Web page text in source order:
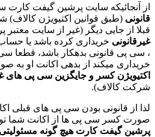
از آنجائیکه سایت پرشین گیفت
قانونی (طبق قوانین اکتیویژن کالاف)
قبلا از جایی دیگر (غیر از سایت
غیرقانونی خریداری کرده باشد یا حساب
، سی پی قانونی بدهکار باشد، قطعا
خریداری میکند از بدهی اکانت او به
اکتیویژن کسر و جایگزین سی پی های
شرکت کالاف).
لذا از قانونی بودن سی پی های قبلی
صورت کسر سی پی ها از اکانت شما
پرشین گیفت کارت هیچ گونه